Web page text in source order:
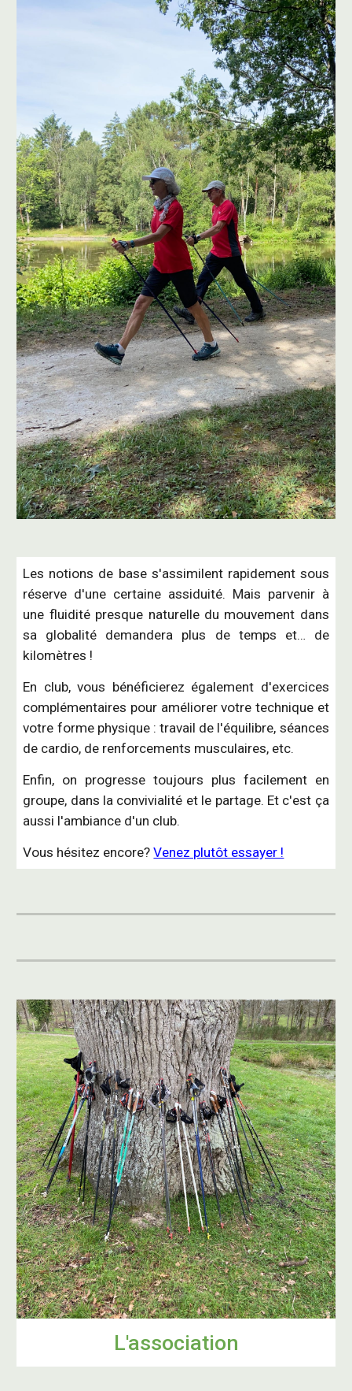
Les notions de base s'assimilentrapidement sous
réserve d'une certaine assiduité. Mais parvenir à
une fluidité presque naturelle du mouvement dans
sa globalité demandera plus de temps et… de
kilomètres !
En club, vous bénéficierez également d'exercices
complémentaires pour améliorer votre technique et
votre forme physique : travail de l'équilibre, séances
de cardio, de renforcements musculaires, etc.
Enfin, on progresse toujours plus facilement en
groupe, dans la convivialité et le partage. Et c'est ça
aussi l'ambiance d'un club.
Vous hésitez encore?Venez plutôt essayer !
L'association